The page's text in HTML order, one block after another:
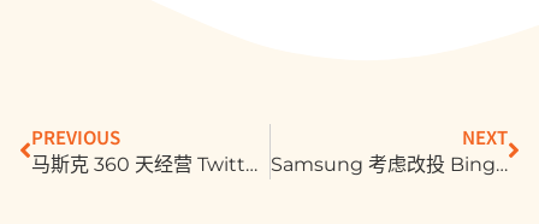
PREVIOUS
马斯克 360 天经营 Twitter 心得：像坐云霄飞车“超痛苦”！为何要买“濒死” Twitter？
NEXT
Samsung 考虑改投 Bing 怀抱！Google 吓到加速新 AI 产品“Magi”，已知有 4 大功能